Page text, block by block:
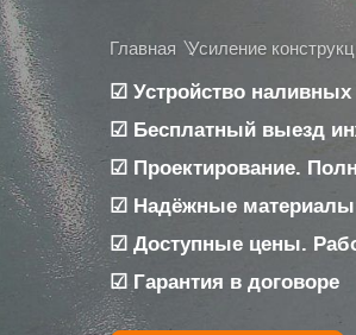
Главная Усиление
☑ Устройство
☑ Бесплатный выезд
☑ Проектирование.
☑ Надёжные материалы
☑ Доступные цены.
☑ Гарантия в договоре